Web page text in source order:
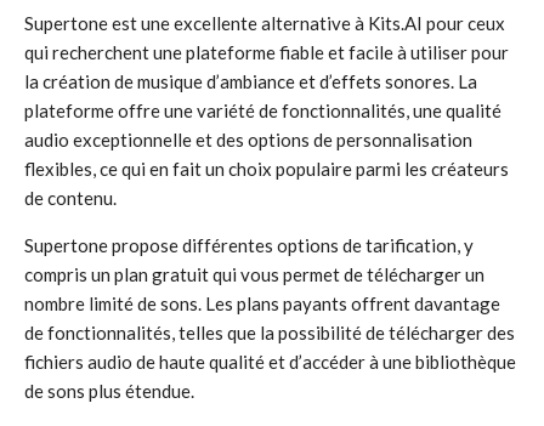
Supertone est une excellente alternative à Kits.AI pour ceux
qui recherchent une plateforme fiable et facile à utiliser pour
la création de musique d’ambiance et d’effets sonores. La
plateforme offre une variété de fonctionnalités, une qualité
audio exceptionnelle et des options de personnalisation
flexibles, ce qui en fait un choix populaire parmi les créateurs
de contenu.
Supertone propose différentes options de tarification, y
compris un plan gratuit qui vous permet de télécharger un
nombre limité de sons. Les plans payants offrent davantage
de fonctionnalités, telles que la possibilité de télécharger des
fichiers audio de haute qualité et d’accéder à une bibliothèque
de sons plus étendue.